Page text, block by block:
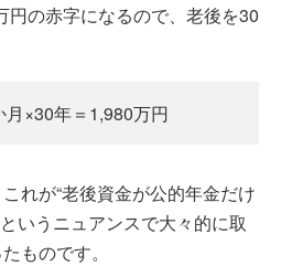
円の赤字になるので、老後を30
×30年＝1,980万円
れが“老後資金が公的年金だけ
いうニュアンスで大々的に取
ものです。